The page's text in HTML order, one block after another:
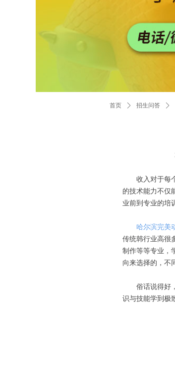
收入对于每
的技术能力不仅
业前到专业的培
哈尔滨完美
传统韩行业高很
制作等等专业，
向来选择的，不
俗话说得好
识与技能学到极
首页 ꄲ 招生问答 ꄲ